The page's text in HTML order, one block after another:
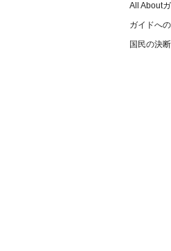
All About
ガイドへ
国民の決断